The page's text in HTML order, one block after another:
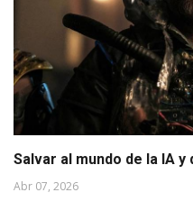
Salvar al mundo de la IA
Abr 07, 2026